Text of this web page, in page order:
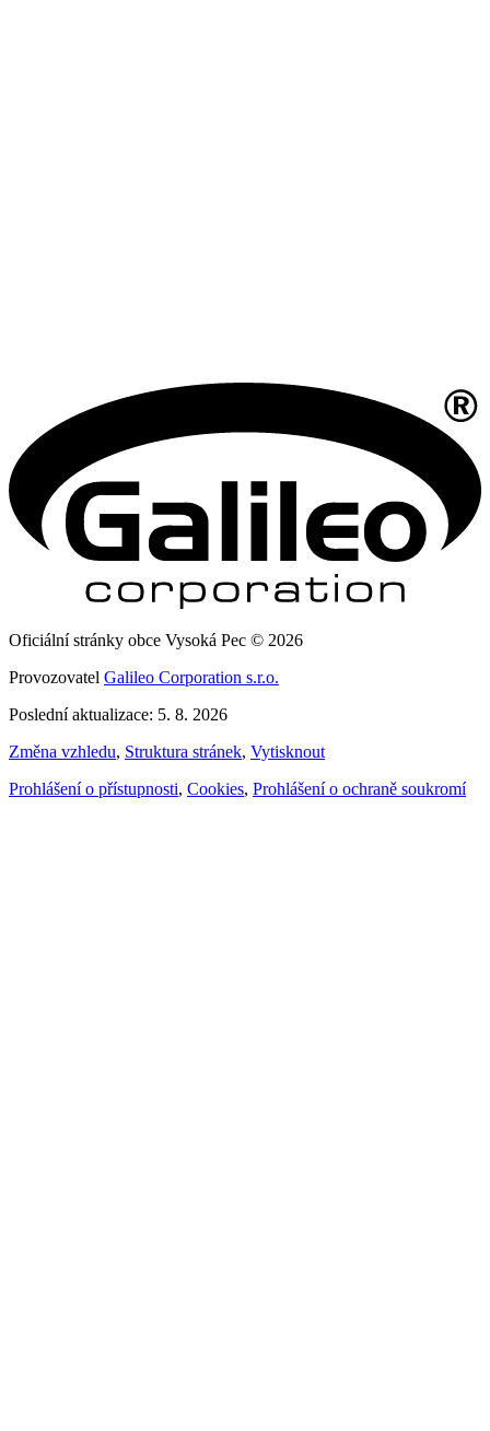
Oficiální stránky obce Vysoká Pec © 2026
Provozovatel Galileo Corporation s.r.o.
Poslední aktualizace: 5. 8. 2026
Změna vzhledu, Struktura stránek, Vytisknout
Prohlášení o přístupnosti, Cookies, Prohlášení o ochraně soukromí